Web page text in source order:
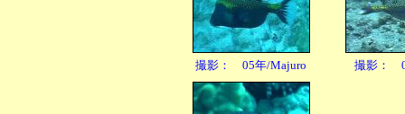
撮影： 05年/Majuro 撮影：